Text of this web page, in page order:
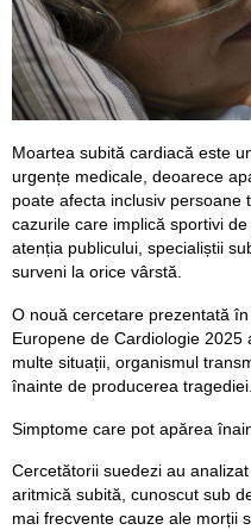
Moartea subită cardiacă este
urgențe medicale, deoarece
poate afecta inclusiv persoane
cazurile care implică sportivi
atenția publicului, specialiștii
surveni la orice vârstă.
O nouă cercetare prezentată
Europene de Cardiologie
multe situații, organismul
înainte de producerea tragediei.
Simptome care pot apărea
Cercetătorii suedezi au
aritmică subită, cunoscut sub
mai frecvente cauze ale morții